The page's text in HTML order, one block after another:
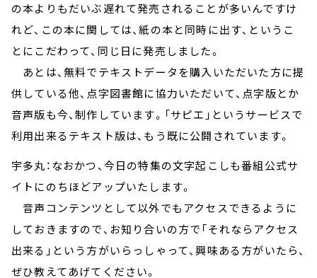
の本よりもだいぶ遅れて発売されることが多いんですけ
れど、この本に関しては、紙の本と同時に出す、というこ
とにこだわって、同じ日に発売しました。
あとは、無料でテキストデータを購入いただいた方に提
供している他、点字図書館に協力いただいて、点字版とか
音声版も今、制作しています。「サピエ」というサービスで
利用出来るテキスト版は、もう既に公開されています。
宇多丸：なおかつ、今日の特集の文字起こしも番組公式サ
イトにのちほどアップいたします。
音声コンテンツとして以外でもアクセスできるように
しておきますので、お知り合いの方で「それならアクセス
出来る」という方がいらっしゃって、興味ある方がいたら、
ぜひ教えてあげてください。